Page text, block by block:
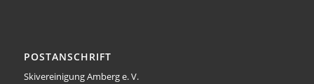
POSTANSCHRIFT
Skivereinigung Amberg e. V.